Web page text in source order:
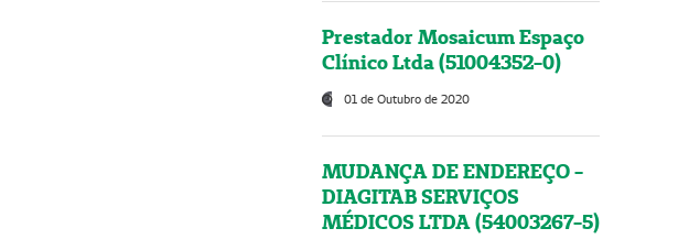
Prestador Mosaicum Espaço
Clínico Ltda (51004352-0)
01 de Outubro de 2020
MUDANÇA DE ENDEREÇO -
DIAGITAB SERVIÇOS
MÉDICOS LTDA (54003267-5)